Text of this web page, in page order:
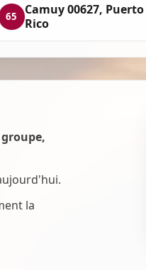
65
Camuy 00627, Puerto
Rico
la